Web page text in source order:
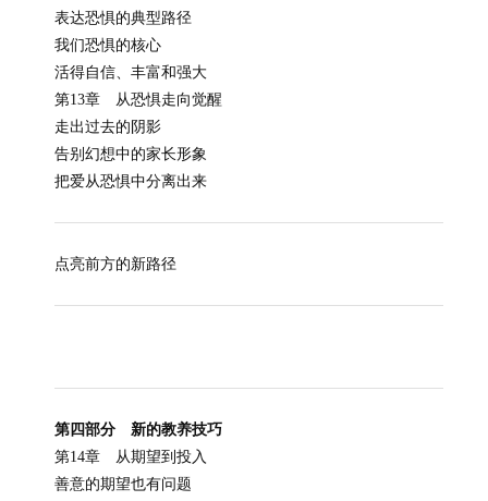
表达恐惧的典型路径
我们恐惧的核心
活得自信、丰富和强大
第13章 从恐惧走向觉醒
走出过去的阴影
告别幻想中的家长形象
把爱从恐惧中分离出来
点亮前方的新路径
第四部分 新的教养技巧
第14章 从期望到投入
善意的期望也有问题